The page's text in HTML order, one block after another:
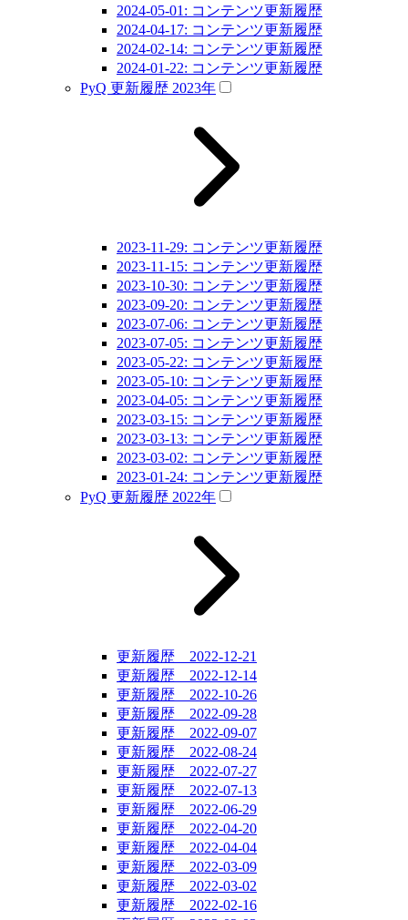
2024-05-01: コンテンツ更新履歴
2024-04-17: コンテンツ更新履歴
2024-02-14: コンテンツ更新履歴
2024-01-22: コンテンツ更新履歴
PyQ 更新履歴 2023年
2023-11-29: コンテンツ更新履歴
2023-11-15: コンテンツ更新履歴
2023-10-30: コンテンツ更新履歴
2023-09-20: コンテンツ更新履歴
2023-07-06: コンテンツ更新履歴
2023-07-05: コンテンツ更新履歴
2023-05-22: コンテンツ更新履歴
2023-05-10: コンテンツ更新履歴
2023-04-05: コンテンツ更新履歴
2023-03-15: コンテンツ更新履歴
2023-03-13: コンテンツ更新履歴
2023-03-02: コンテンツ更新履歴
2023-01-24: コンテンツ更新履歴
PyQ 更新履歴 2022年
更新履歴 2022-12-21
更新履歴 2022-12-14
更新履歴 2022-10-26
更新履歴 2022-09-28
更新履歴 2022-09-07
更新履歴 2022-08-24
更新履歴 2022-07-27
更新履歴 2022-07-13
更新履歴 2022-06-29
更新履歴 2022-04-20
更新履歴 2022-04-04
更新履歴 2022-03-09
更新履歴 2022-03-02
更新履歴 2022-02-16